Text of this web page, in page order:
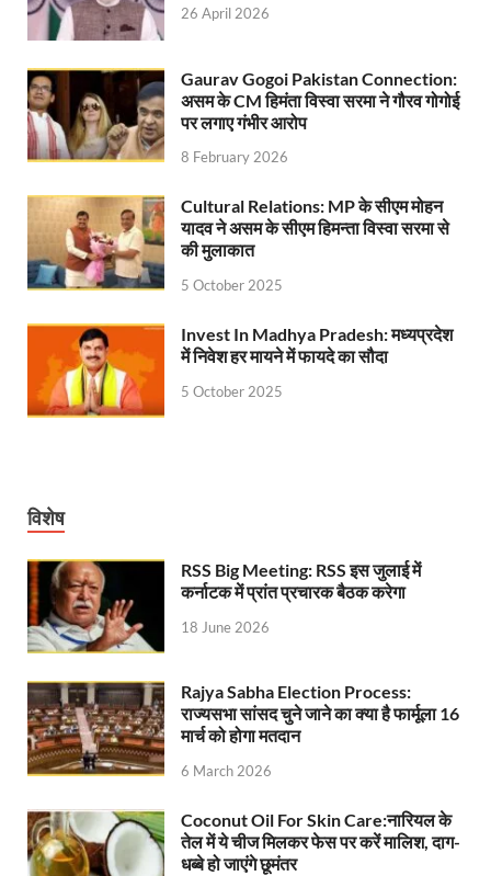
26 April 2026
Gaurav Gogoi Pakistan Connection:
असम के CM हिमंता विस्वा सरमा ने गौरव गोगोई
पर लगाए गंभीर आरोप
8 February 2026
Cultural Relations: MP के सीएम मोहन
यादव ने असम के सीएम हिमन्ता विस्वा सरमा से
की मुलाकात
5 October 2025
Invest In Madhya Pradesh: मध्यप्रदेश
में निवेश हर मायने में फायदे का सौदा
5 October 2025
विशेष
RSS Big Meeting: RSS इस जुलाई में
कर्नाटक में प्रांत प्रचारक बैठक करेगा
18 June 2026
Rajya Sabha Election Process:
राज्यसभा सांसद चुने जाने का क्या है फार्मूला 16
मार्च को होगा मतदान
6 March 2026
Coconut Oil For Skin Care:नारियल के
तेल में ये चीज मिलकर फेस पर करें मालिश, दाग-
धब्बे हो जाएंगे छूमंतर